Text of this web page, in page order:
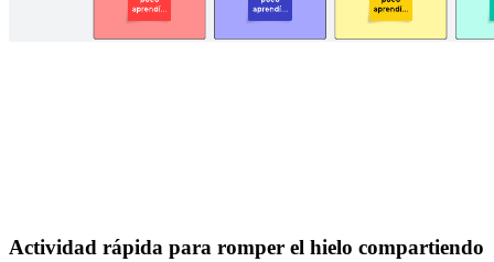
Actividad rápida para romper el hielo compartiendo